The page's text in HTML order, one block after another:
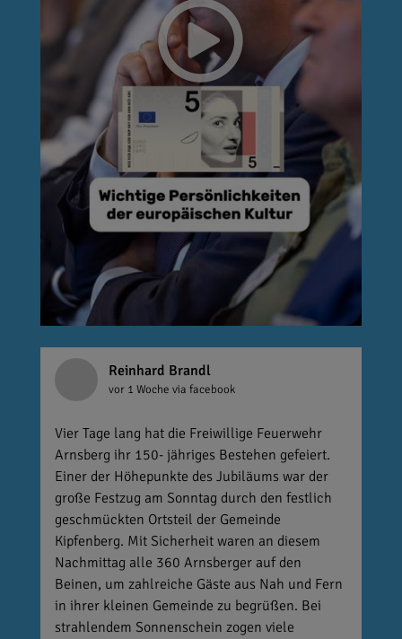
Reinhard Brandl
vor 1 Woche via facebook
Vier Tage lang hat die Freiwillige Feuerwehr
Arnsberg ihr 150- jähriges Bestehen gefeiert.
Einer der Höhepunkte des Jubiläums war der
große Festzug am Sonntag durch den festlich
geschmückten Ortsteil der Gemeinde
Kipfenberg. Mit Sicherheit waren an diesem
Nachmittag alle 360 Arnsberger auf den
Beinen, um zahlreiche Gäste aus Nah und Fern
in ihrer kleinen Gemeinde zu begrüßen. Bei
strahlendem Sonnenschein zogen viele